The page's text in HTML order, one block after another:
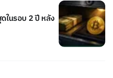
ในรอบ 2 ปี หลัง